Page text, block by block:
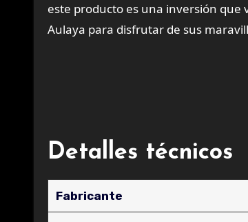
este producto es una inversión que
Aulaya para disfrutar de sus
Detalles técnicos
Fabricante